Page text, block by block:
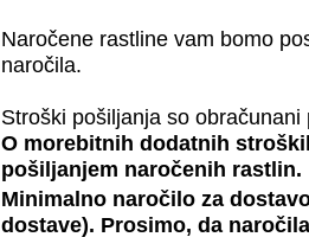
Naročene rastline vam bomo
naročila.
Stroški pošiljanja so
O morebitnih dodatnih
pošiljanjem naročenih rastlin.
Minimalno naročilo za
dostave). Prosimo, da